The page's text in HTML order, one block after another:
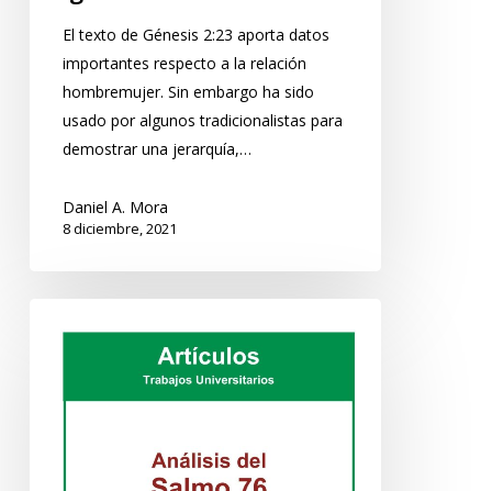
El texto de Génesis 2:23 aporta datos
importantes respecto a la relación
hombremujer. Sin embargo ha sido
usado por algunos tradicionalistas para
demostrar una jerarquía,…
Daniel A. Mora
8 diciembre, 2021